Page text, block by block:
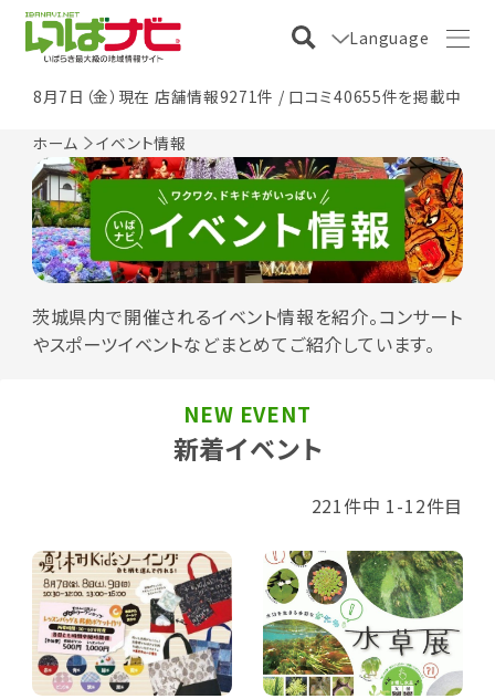
Language
8月7日（金）現在 店舗情報9271件 / 口コミ40655件を掲載中
ホーム イベント情報
茨城県内で開催されるイベント情報を紹介。コンサート
やスポーツイベントなどまとめてご紹介しています。
新着イベント
NEW EVENT
221件中 1-12件目